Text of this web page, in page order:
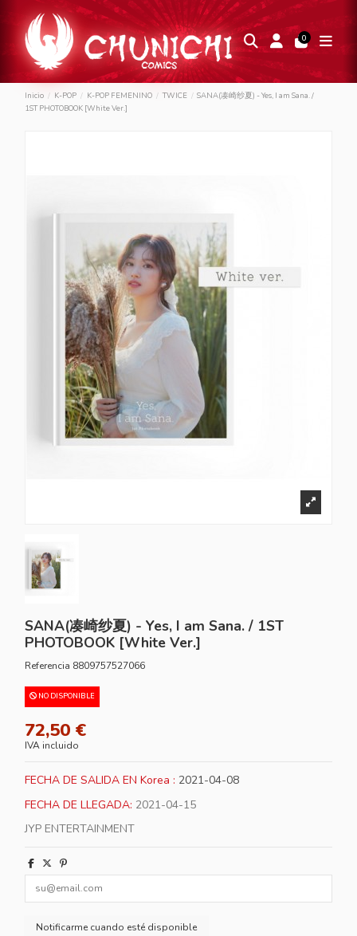
0
Inicio K-POP K-POP FEMENINO TWICE
SANA(凑崎纱夏) - Yes, I am Sana. /
1ST PHOTOBOOK [White Ver.]
SANA(凑崎纱夏) - Yes, I am Sana. / 1ST
PHOTOBOOK [White Ver.]
Referencia 8809757527066
NO DISPONIBLE
72,50 €
IVA incluido
FECHA DE SALIDA EN Korea : 2021-04-08
FECHA DE LLEGADA: 2021-04-15
JYP ENTERTAINMENT